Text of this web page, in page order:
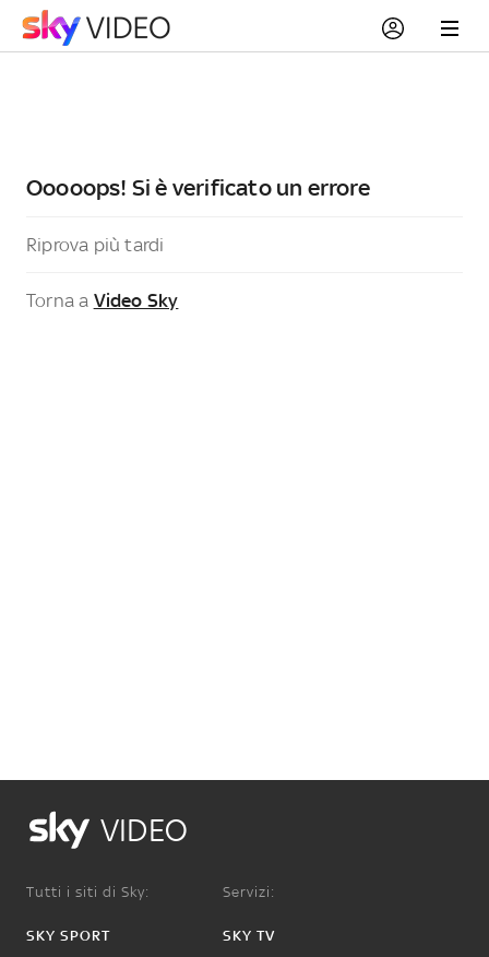
Ooooops! Si è verificato un errore
Riprova più tardi
Torna a Video Sky
VIDEO
Tutti i siti di Sky:
SKY SPORT
Servizi:
SKY TV